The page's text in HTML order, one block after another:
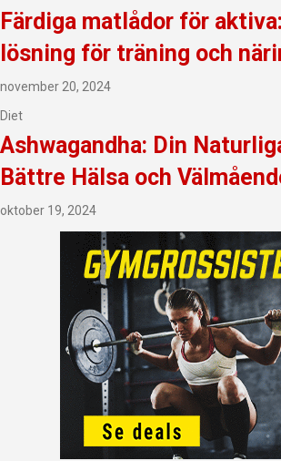
Färdiga matlådor för
lösning för träning och
november 20, 2024
Diet
Ashwagandha: Din
Bättre Hälsa och
oktober 19, 2024